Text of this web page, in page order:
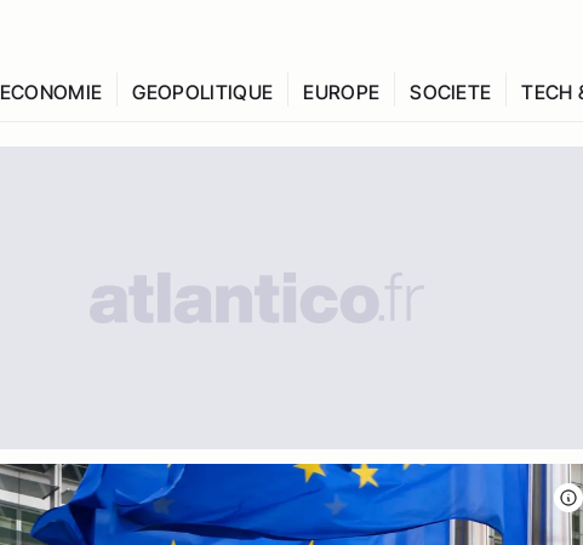
ECONOMIE GEOPOLITIQUE EUROPE SOCIETE TECH